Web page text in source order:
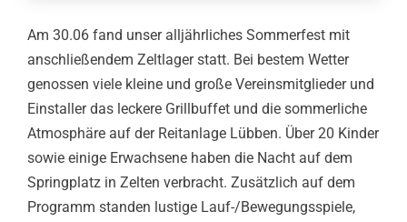
Downloads
Am 30.06 fand unser alljährliches Sommerfest mit
anschließendem Zeltlager statt. Bei bestem Wetter
genossen viele kleine und große Vereinsmitglieder und
Einstaller das leckere Grillbuffet und die sommerliche
Atmosphäre auf der Reitanlage Lübben. Über 20 Kinder
sowie einige Erwachsene haben die Nacht auf dem
Springplatz in Zelten verbracht. Zusätzlich auf dem
Programm standen lustige Lauf-/Bewegungsspiele,